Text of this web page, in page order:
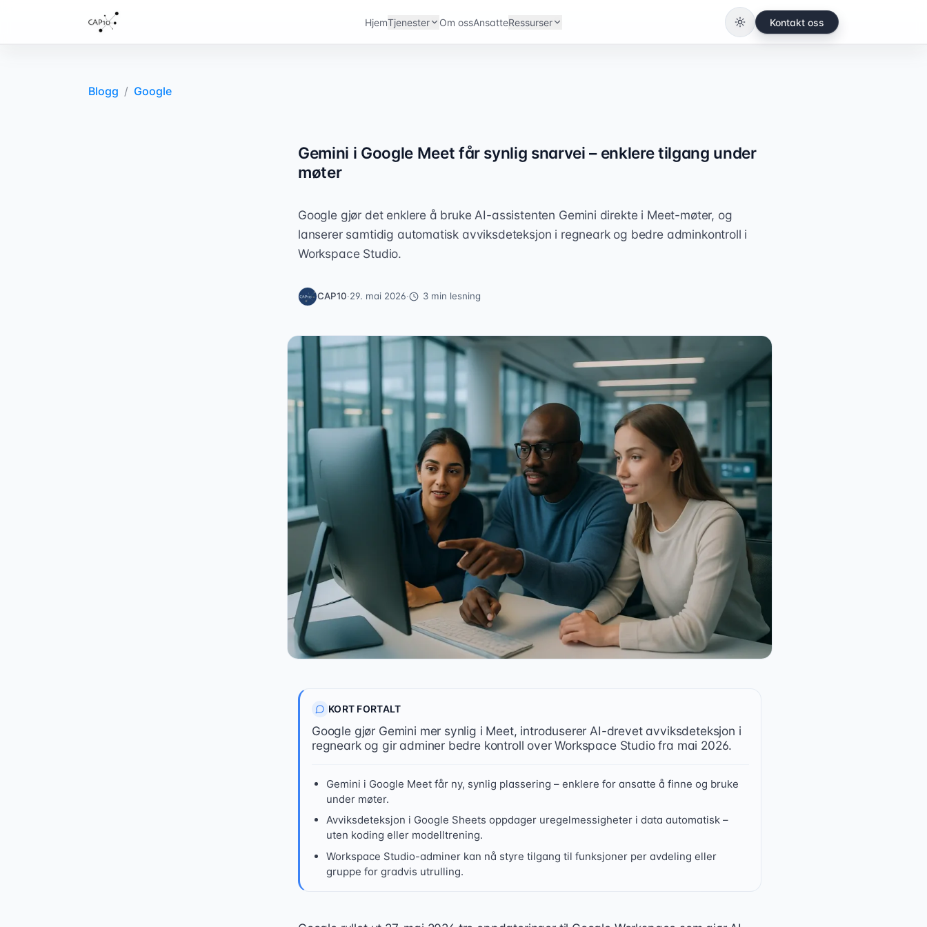
HjemTjenester Om ossAnsatteRessurser
Bytt til lys modus
Kontakt oss
Blogg / Google
Gemini i Google Meet får synlig snarvei – enklere tilgang under
møter
Google gjør det enklere å bruke AI-assistenten Gemini direkte i Meet-møter, og
lanserer samtidig automatisk avviksdeteksjon i regneark og bedre adminkontroll i
Workspace Studio.
CAP10·29. mai 2026· 3 min lesning
KORT FORTALT
Google gjør Gemini mer synlig i Meet, introduserer AI-drevet avviksdeteksjon i
regneark og gir adminer bedre kontroll over Workspace Studio fra mai 2026.
Gemini i Google Meet får ny, synlig plassering – enklere for ansatte å finne og bruke
under møter.
Avviksdeteksjon i Google Sheets oppdager uregelmessigheter i data automatisk –
uten koding eller modelltrening.
Workspace Studio-adminer kan nå styre tilgang til funksjoner per avdeling eller
gruppe for gradvis utrulling.